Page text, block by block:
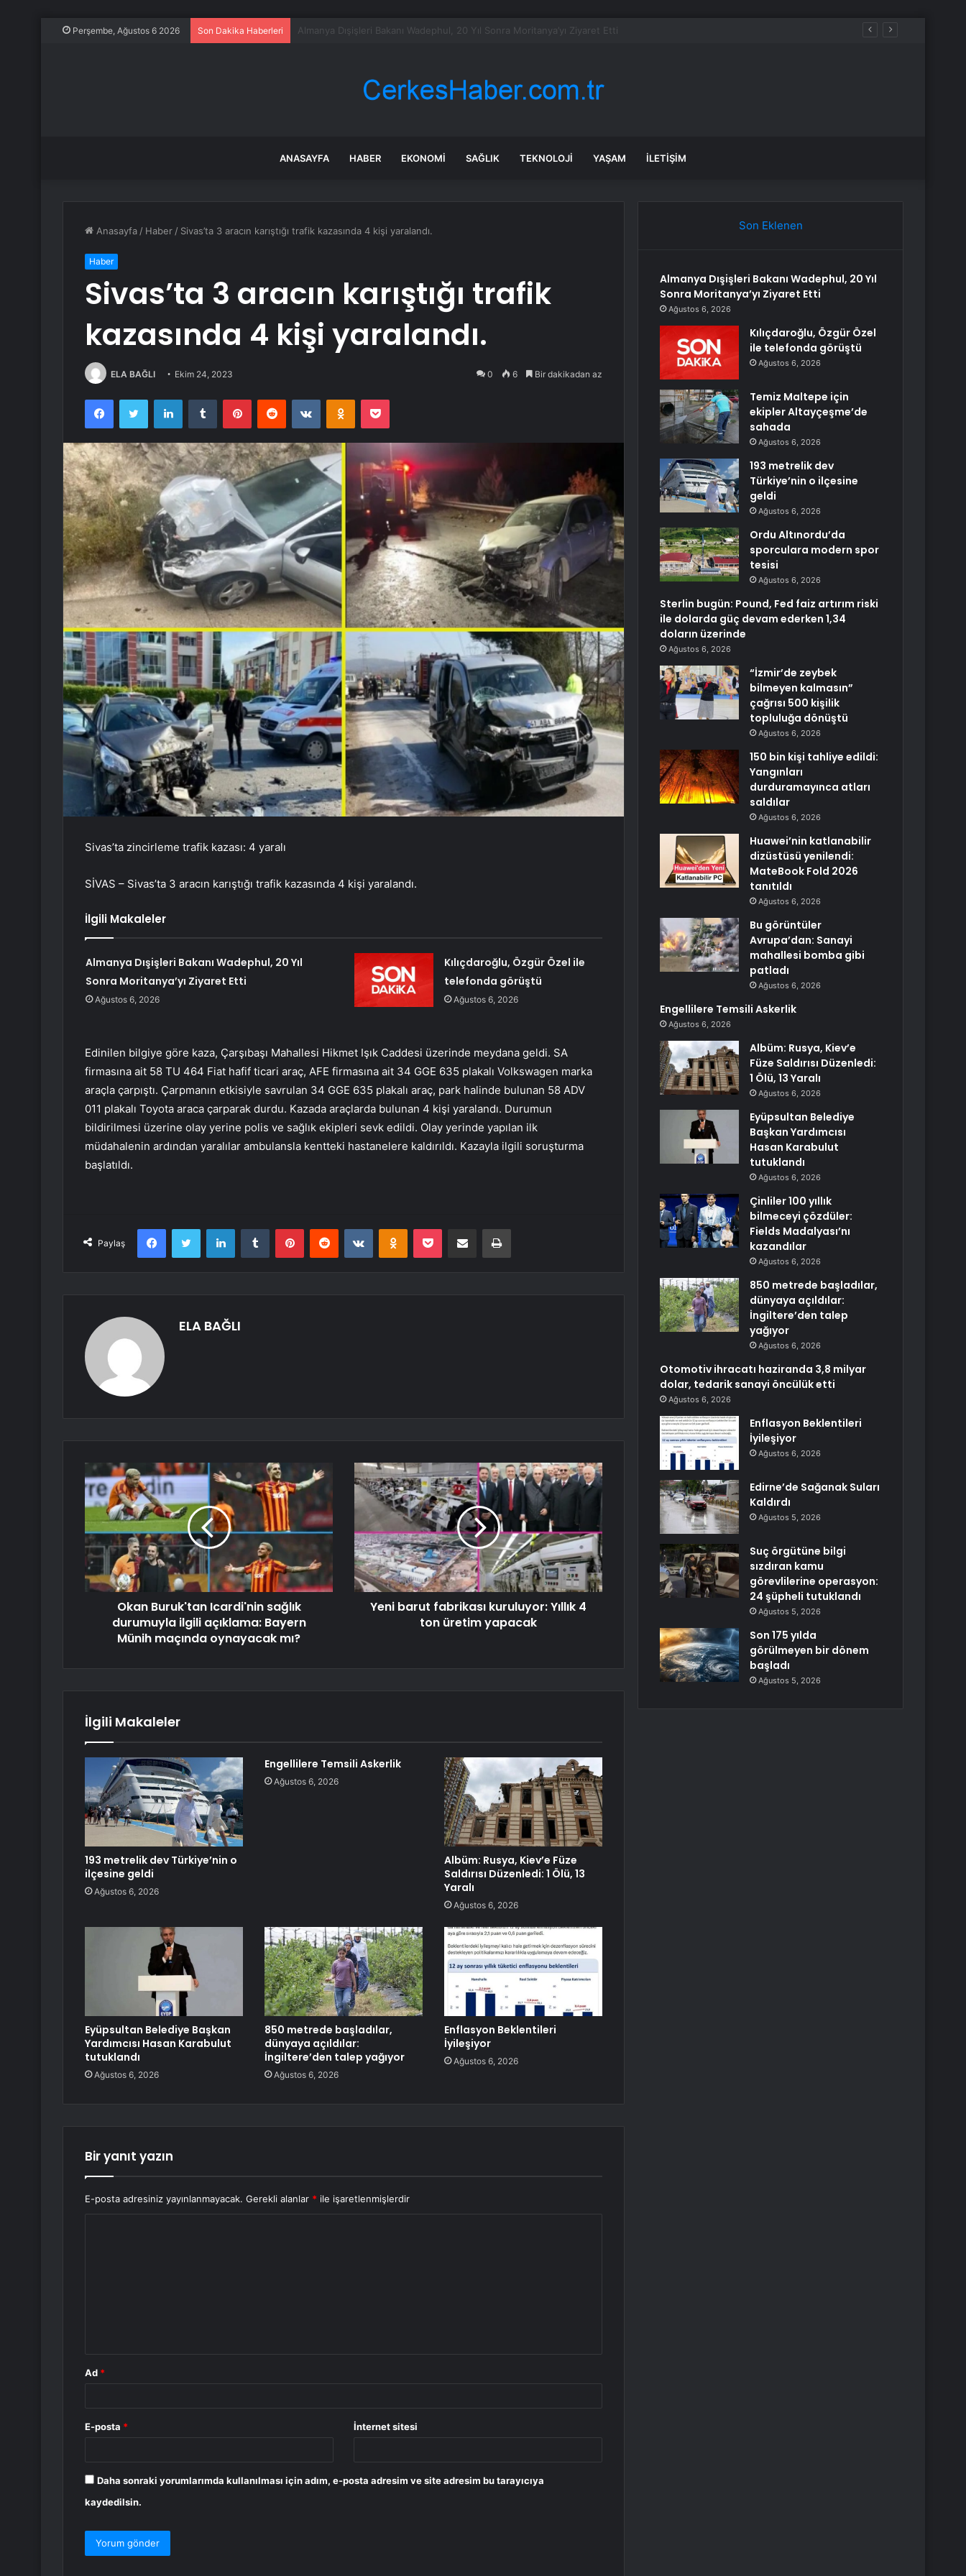
Perşembe, Ağustos 6 2026 Son Dakika Haberleri Kılıçdaroğlu, Özgür Özel ile telefonda görüştü
ANASAYFA HABER EKONOMI SAĞLIK TEKNOLOJI YAŞAM İLETIŞIM
Anasayfa / Haber / Sivas’ta 3 aracın karıştığı trafik kazasında 4 kişi yaralandı.
Haber
Sivas’ta 3 aracın karıştığı trafik
kazasında 4 kişi yaralandı.
ELA BAĞLI Ekim 24, 2023 0 6 Bir dakikadan az
FacebookTwitter LinkedInTumblr PinterestReddit VKontakteOdnoklassniki
Pocket
Sivas’ta zincirleme trafik kazası: 4 yaralı
SİVAS – Sivas’ta 3 aracın karıştığı trafik kazasında 4 kişi yaralandı.
İlgili Makaleler
Almanya Dışişleri Bakanı Wadephul, 20 Yıl
Sonra Moritanya’yı Ziyaret Etti
Ağustos 6, 2026
Kılıçdaroğlu, Özgür Özel ile
telefonda görüştü
Ağustos 6, 2026
Edinilen bilgiye göre kaza, Çarşıbaşı Mahallesi Hikmet Işık Caddesi üzerinde meydana geldi. SA
firmasına ait 58 TU 464 Fiat hafif ticari araç, AFE firmasına ait 34 GGE 635 plakalı Volkswagen marka
araçla çarpıştı. Çarpmanın etkisiyle savrulan 34 GGE 635 plakalı araç, park halinde bulunan 58 ADV
011 plakalı Toyota araca çarparak durdu. Kazada araçlarda bulunan 4 kişi yaralandı. Durumun
bildirilmesi üzerine olay yerine polis ve sağlık ekipleri sevk edildi. Olay yerinde yapılan ilk
müdahalenin ardından yaralılar ambulansla kentteki hastanelere kaldırıldı. Kazayla ilgili soruşturma
başlatıldı.
Paylaş
FacebookTwitter LinkedInTumblr PinterestReddit VKontakteOdnoklassniki
Pocket E-Posta ile paylaş Yazdır
ELA BAĞLI
Okan Buruk'tan Icardi'nin sağlık
durumuyla ilgili açıklama: Bayern
Münih maçında oynayacak mı?
Yeni barut fabrikası kuruluyor: Yıllık 4
ton üretim yapacak
İlgili Makaleler
193 metrelik dev Türkiye’nin o
ilçesine geldi
Ağustos 6, 2026
Engellilere Temsili Askerlik
Ağustos 6, 2026
Albüm: Rusya, Kiev’e Füze
Saldırısı Düzenledi: 1 Ölü, 13
Yaralı
Ağustos 6, 2026
Eyüpsultan Belediye Başkan
Yardımcısı Hasan Karabulut
tutuklandı
Ağustos 6, 2026
850 metrede başladılar,
dünyaya açıldılar:
İngiltere’den talep yağıyor
Ağustos 6, 2026
Enflasyon Beklentileri
İyileşiyor
Ağustos 6, 2026
Bir yanıt yazın
E-posta adresiniz yayınlanmayacak. Gerekli alanlar * ile işaretlenmişlerdir
Ad *
E-posta * İnternet sitesi
Daha sonraki yorumlarımda kullanılması için adım, e-posta adresim ve site adresim bu tarayıcıya
kaydedilsin.
Son Eklenen
Almanya Dışişleri Bakanı Wadephul, 20 Yıl
Sonra Moritanya’yı Ziyaret Etti
Ağustos 6, 2026
Kılıçdaroğlu, Özgür Özel
ile telefonda görüştü
Ağustos 6, 2026
Temiz Maltepe için
ekipler Altayçeşme’de
sahada
Ağustos 6, 2026
193 metrelik dev
Türkiye’nin o ilçesine
geldi
Ağustos 6, 2026
Ordu Altınordu’da
sporculara modern spor
tesisi
Ağustos 6, 2026
Sterlin bugün: Pound, Fed faiz artırım riski
ile dolarda güç devam ederken 1,34
doların üzerinde
Ağustos 6, 2026
“İzmir’de zeybek
bilmeyen kalmasın”
çağrısı 500 kişilik
topluluğa dönüştü
Ağustos 6, 2026
150 bin kişi tahliye edildi:
Yangınları
durduramayınca atları
saldılar
Ağustos 6, 2026
Huawei’nin katlanabilir
dizüstüsü yenilendi:
MateBook Fold 2026
tanıtıldı
Ağustos 6, 2026
Bu görüntüler
Avrupa’dan: Sanayi
mahallesi bomba gibi
patladı
Ağustos 6, 2026
Engellilere Temsili Askerlik
Ağustos 6, 2026
Albüm: Rusya, Kiev’e
Füze Saldırısı Düzenledi:
1 Ölü, 13 Yaralı
Ağustos 6, 2026
Eyüpsultan Belediye
Başkan Yardımcısı
Hasan Karabulut
tutuklandı
Ağustos 6, 2026
Çinliler 100 yıllık
bilmeceyi çözdüler:
Fields Madalyası’nı
kazandılar
Ağustos 6, 2026
850 metrede başladılar,
dünyaya açıldılar:
İngiltere’den talep
yağıyor
Ağustos 6, 2026
Otomotiv ihracatı haziranda 3,8 milyar
dolar, tedarik sanayi öncülük etti
Ağustos 6, 2026
Enflasyon Beklentileri
İyileşiyor
Ağustos 6, 2026
Edirne’de Sağanak Suları
Kaldırdı
Ağustos 5, 2026
Suç örgütüne bilgi
sızdıran kamu
görevlilerine operasyon:
24 şüpheli tutuklandı
Ağustos 5, 2026
Son 175 yılda
görülmeyen bir dönem
başladı
Ağustos 5, 2026